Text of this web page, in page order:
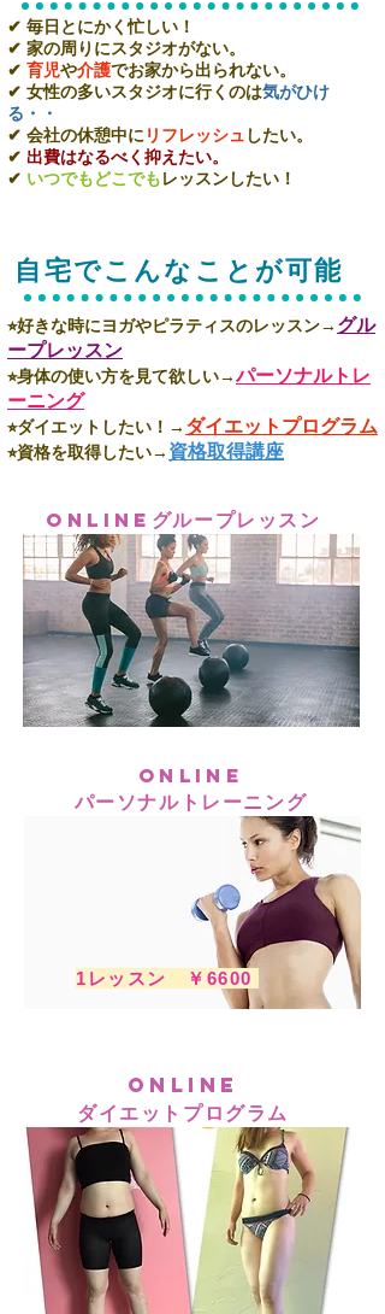
​✔︎ 毎日とにかく忙しい！
​✔︎ 家の周りにスタジオがない。
​✔︎ 育児や介護でお家から出られない。
​✔︎ 女性の多いスタジオに行くのは気がひけ
る・・
​✔︎ 会社の休憩中に リフレッシュ したい。
​✔︎ 出費はなるべく抑えたい。
​✔︎ いつでもどこでもレッスンしたい！
​自宅でこんなことが可能
⭐︎好きな時にヨガやピラティスのレッスン→ グル
ープレッスン
⭐︎身体の使い方を見て欲しい→パーソナルトレ
ーニング
⭐︎ダイエットしたい！→ ダイエットプログラム
⭐︎資格を取得したい→ 資格取得講座
ONLINE グループレッスン
ONLINE
パーソナルトレーニング
​1レッスン ￥6600
ONLINE
ダイエットプログラム